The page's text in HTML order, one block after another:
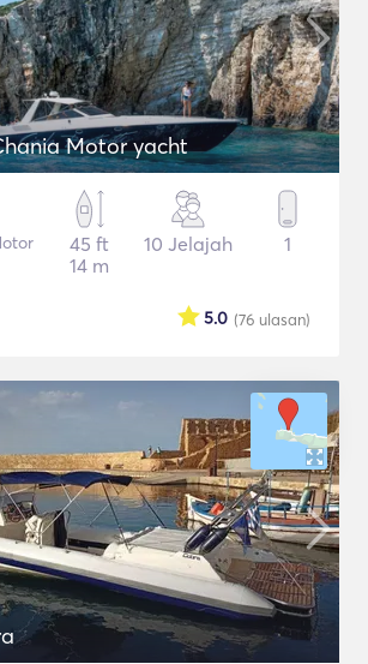
45 - Chania Motor yacht
45 ft
14 m
10 Jelajah 1
(76 ulasan)
5.0